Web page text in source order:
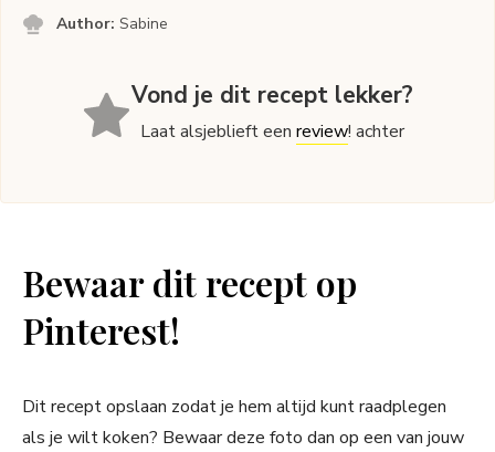
Author:Sabine
Vond je dit recept lekker?
Laat alsjeblieft eenreview! achter
Bewaar dit recept op
Pinterest!
Dit recept opslaan zodat je hem altijd kunt raadplegen
als je wilt koken? Bewaar deze foto dan op een van jouw